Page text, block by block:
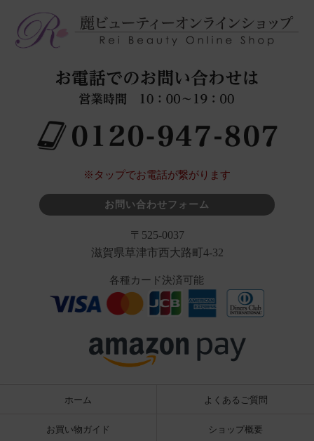
※タップでお電話が繋がります
お問い合わせフォーム
〒525-0037
滋賀県草津市西大路町4-32
各種カード決済可能
ホーム よくあるご質問
お買い物ガイド ショップ概要